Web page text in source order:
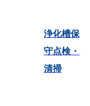
浄化槽保
守点検・
清掃